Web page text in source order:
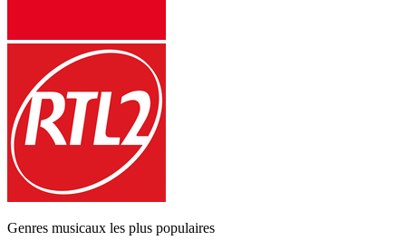
Genres musicaux les plus populaires